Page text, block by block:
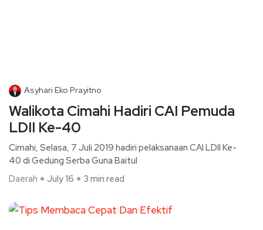
Asyhari Eko Prayitno
Walikota Cimahi Hadiri CAI Pemuda
LDII Ke-40
Cimahi, Selasa, 7 Juli 2019 hadiri pelaksanaan CAI LDII Ke-
40 di Gedung Serba Guna Baitul
Daerah
July 16 3 min read